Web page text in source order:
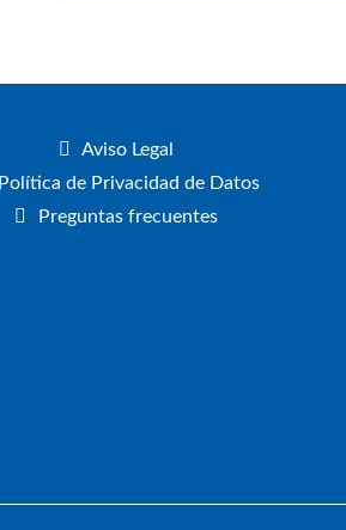
Aviso Legal
Política de Privacidad de Datos
Preguntas frecuentes